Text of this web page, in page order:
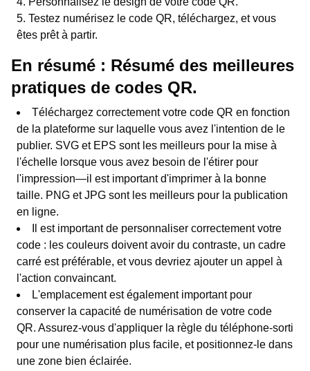
Testez numérisez le code QR, téléchargez, et vous
êtes prêt à partir.
En résumé : Résumé des meilleures
pratiques de codes QR.
Téléchargez correctement votre code QR en fonction
de la plateforme sur laquelle vous avez l'intention de le
publier. SVG et EPS sont les meilleurs pour la mise à
l'échelle lorsque vous avez besoin de l'étirer pour
l'impression—il est important d'imprimer à la bonne
taille. PNG et JPG sont les meilleurs pour la publication
en ligne.
Il est important de personnaliser correctement votre
code : les couleurs doivent avoir du contraste, un cadre
carré est préférable, et vous devriez ajouter un appel à
l'action convaincant.
L'emplacement est également important pour
conserver la capacité de numérisation de votre code
QR. Assurez-vous d'appliquer la règle du téléphone-sorti
pour une numérisation plus facile, et positionnez-le dans
une zone bien éclairée.